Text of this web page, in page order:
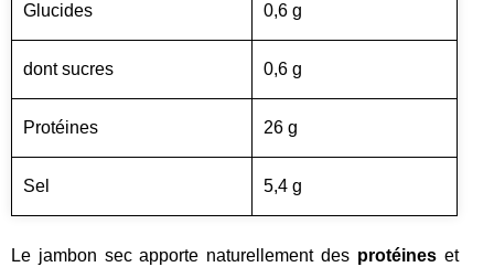
Glucides 0,6 g
dont sucres 0,6 g
Protéines 26 g
Sel 5,4 g
Le jambon sec apporte naturellement des protéineset